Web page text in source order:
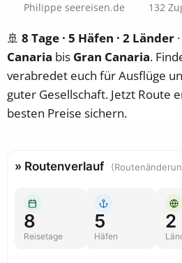
Philippe seereisen.de
132
🚢 8 Tage · 5 Häfen · 2 Länder ·
Canaria bis Gran Canaria.
verabredet euch für Ausflüge
guter Gesellschaft. Jetzt Route
besten Preise sichern.
» Routenverlauf
8
Reisetage
5
Häfen
2